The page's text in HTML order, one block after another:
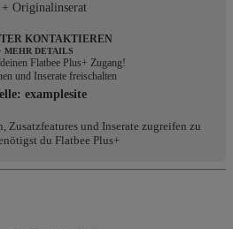
Originalinserat
KONTAKTIEREN
MEHR DETAILS
Flatbee Plus+ Zugang!
und Inserate freischalten
examplesite
Zusatzfeatures und Inserate zugreifen zu
du Flatbee Plus+